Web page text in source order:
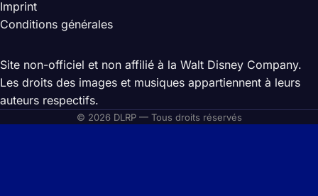
Imprint
Conditions générales
Site non-officiel et non affilié à la Walt Disney Company.
Les droits des images et musiques appartiennent à leurs
auteurs respectifs.
© 2026 DLRP — Tous droits réservés